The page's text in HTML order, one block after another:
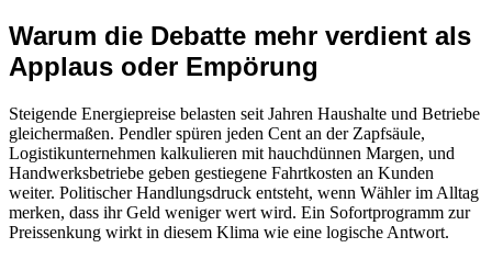
Warum die Debatte mehr verdient als
Applaus oder Empörung
Steigende Energiepreise belasten seit Jahren Haushalte und Betriebe
gleichermaßen. Pendler spüren jeden Cent an der Zapfsäule,
Logistikunternehmen kalkulieren mit hauchdünnen Margen, und
Handwerksbetriebe geben gestiegene Fahrtkosten an Kunden
weiter. Politischer Handlungsdruck entsteht, wenn Wähler im Alltag
merken, dass ihr Geld weniger wert wird. Ein Sofortprogramm zur
Preissenkung wirkt in diesem Klima wie eine logische Antwort.